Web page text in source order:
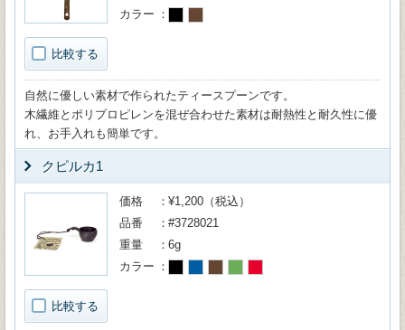
比較する
カラー
自然に優しい素材で作られたティースプーンです。
木繊維とポリプロピレンを混ぜ合わせた素材は耐熱性と耐久性に優
れ、お手入れも簡単です。
クピルカ1
比較する
価格
¥1,200（税込）
品番
#3728021
重量
6g
カラー